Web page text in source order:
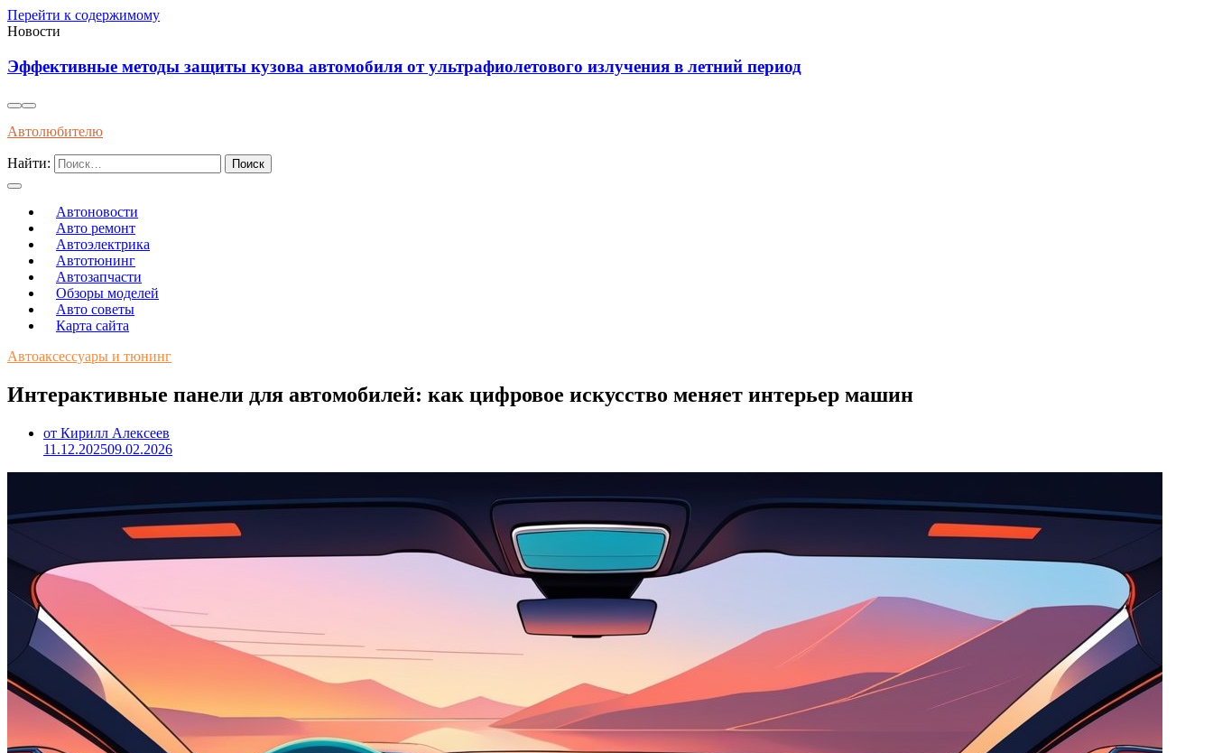
Перейти к содержимому
Новости
Эффективные методы защиты кузова автомобиля от ультрафиолетового излучения в летний период
Автолюбителю
Найти:
Автоновости
Авто ремонт
Автоэлектрика
Автотюнинг
Автозапчасти
Обзоры моделей
Авто советы
Карта сайта
Автоаксессуары и тюнинг
Интерактивные панели для автомобилей: как цифровое искусство меняет интерьер машин
от Кирилл Алексеев
11.12.202509.02.2026